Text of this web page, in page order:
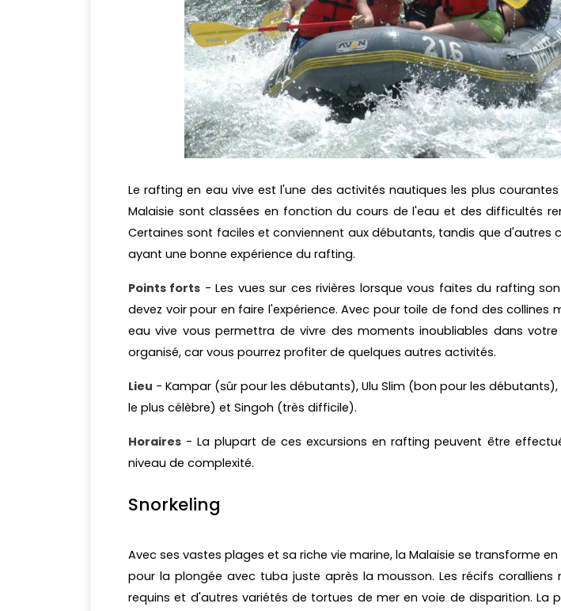
Le rafting en eau vive est l'une des activités nautiques les plus courantes
Malaisie sont classées en fonction du cours de l'eau et des difficultés
Certaines sont faciles et conviennent aux débutants, tandis que d'autres
ayant une bonne expérience du rafting.
Points forts - Les vues sur ces rivières lorsque vous faites du rafting
devez voir pour en faire l'expérience. Avec pour toile de fond des collines
eau vive vous permettra de vivre des moments inoubliables dans votre
organisé, car vous pourrez profiter de quelques autres activités.
Lieu - Kampar (sûr pour les débutants), Ulu Slim (bon pour les
le plus célèbre) et Singoh (très difficile).
Horaires - La plupart de ces excursions en rafting peuvent être
niveau de complexité.
Snorkeling
Avec ses vastes plages et sa riche vie marine, la Malaisie se transforme
pour la plongée avec tuba juste après la mousson. Les récifs coralliens
requins et d'autres variétés de tortues de mer en voie de disparition. La